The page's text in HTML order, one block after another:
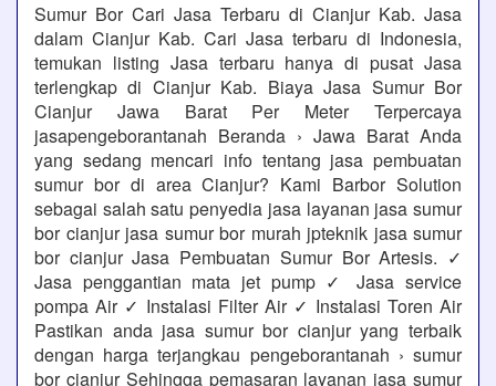
Sumur Bor Cari Jasa Terbaru di Cianjur Kab. Jasa
dalam Cianjur Kab. Cari Jasa terbaru di Indonesia,
temukan listing Jasa terbaru hanya di pusat Jasa
terlengkap di Cianjur Kab. Biaya Jasa Sumur Bor
Cianjur Jawa Barat Per Meter Terpercaya
jasapengeborantanah Beranda › Jawa Barat Anda
yang sedang mencari info tentang jasa pembuatan
sumur bor di area Cianjur? Kami Barbor Solution
sebagai salah satu penyedia jasa layanan jasa sumur
bor cianjur jasa sumur bor murah jpteknik jasa sumur
bor cianjur Jasa Pembuatan Sumur Bor Artesis. ✓
Jasa penggantian mata jet pump ✓ Jasa service
pompa Air ✓ Instalasi Filter Air ✓ Instalasi Toren Air
Pastikan anda jasa sumur bor cianjur yang terbaik
dengan harga terjangkau pengeborantanah › sumur
bor cianjur Sehingga pemasaran layanan jasa sumur